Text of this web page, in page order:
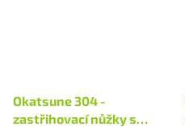
Okatsune 304 -
zastřihovací nůžky s